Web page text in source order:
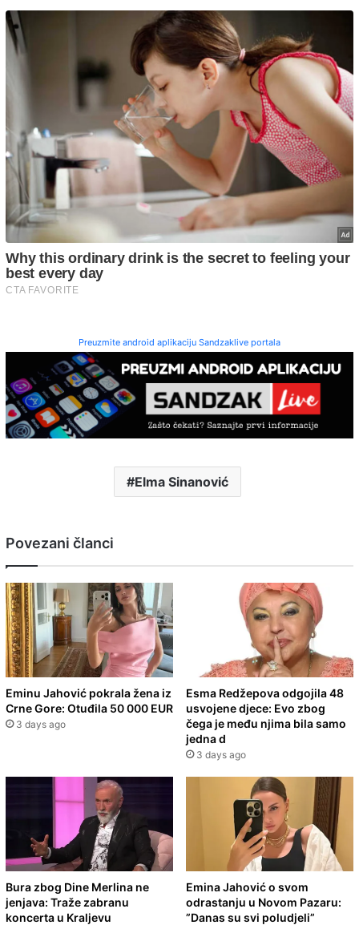
Preuzmite android aplikaciju Sandzaklive portala
Elma Sinanović
Povezani članci
Eminu Jahović pokrala žena iz
Crne Gore: Otuđila 50 000 EUR
3 days ago
Esma Redžepova odgojila 48
usvojene djece: Evo zbog
čega je među njima bila samo
jedna d
3 days ago
Bura zbog Dine Merlina ne
jenjava: Traže zabranu
koncerta u Kraljevu
Emina Jahović o svom
odrastanju u Novom Pazaru:
”Danas su svi poludjeli”